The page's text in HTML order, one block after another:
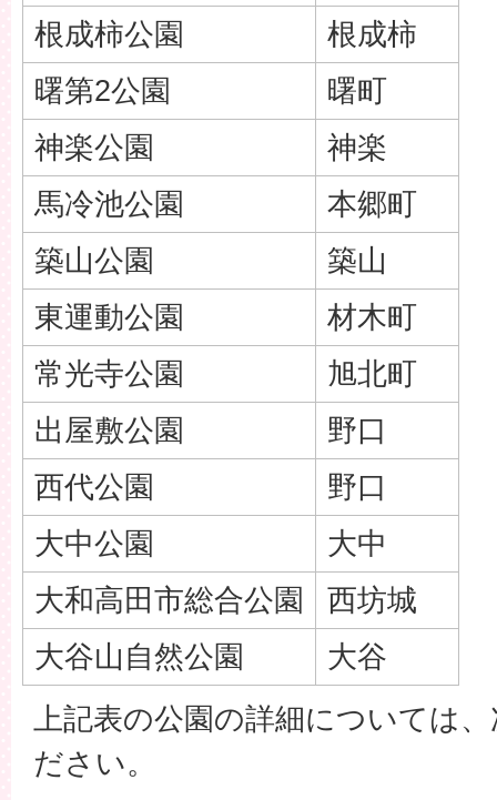
根成柿公園
根成柿
曙第2公園
曙町
神楽公園
神楽
馬冷池公園
本郷町
築山公園
築山
東運動公園
材木町
常光寺公園
旭北町
出屋敷公園
野口
西代公園
野口
大中公園
大中
大和高田市総合公園
西坊城
大谷山自然公園
大谷
上記表の公園の詳細については
ださい。